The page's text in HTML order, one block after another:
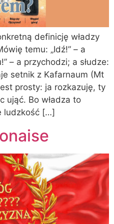
definicję władzy
temu: „Idź!” – a
– a przychodzi; a słudze:
setnik z Kafarnaum (Mt
prosty: ja rozkazuję, ty
ująć. Bo władza to
ludzkość […]